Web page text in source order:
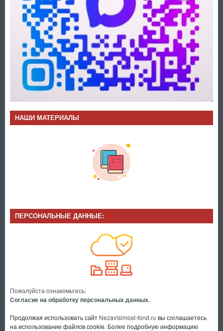
НАШИ МАТЕРИАЛЫ
ПЕРСОНАЛЬНЫЕ ДАННЫЕ:
Пожалуйста ознакомьтесь:
Согласие на обработку персональных данных.
Продолжая использовать сайт Nezavisimost-fond.ru вы соглашаетесь
на использование файлов cookie. Более подробную информацию